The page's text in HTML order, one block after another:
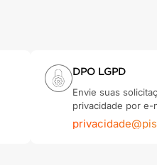
DPO LGPD
Envie suas
privacidade por e-